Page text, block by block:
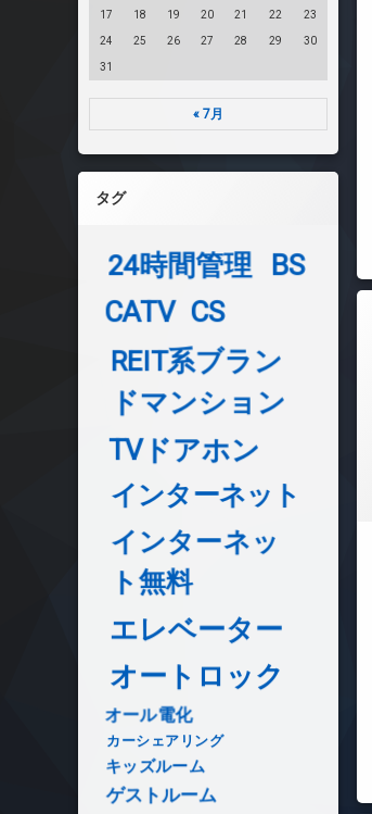
17 18 19 20 21 22 23
24 25 26 27 28 29 30
31
« 7月
タグ
24時間管理
BS
CATV CS
REIT系ブラン
ドマンション
TVドアホン
インターネット
インターネッ
ト無料
エレベーター
オートロック
オール電化
カーシェアリング
キッズルーム
ゲストルーム